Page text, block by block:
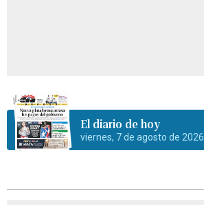
El diario de hoy
viernes, 7 de agosto de 2026